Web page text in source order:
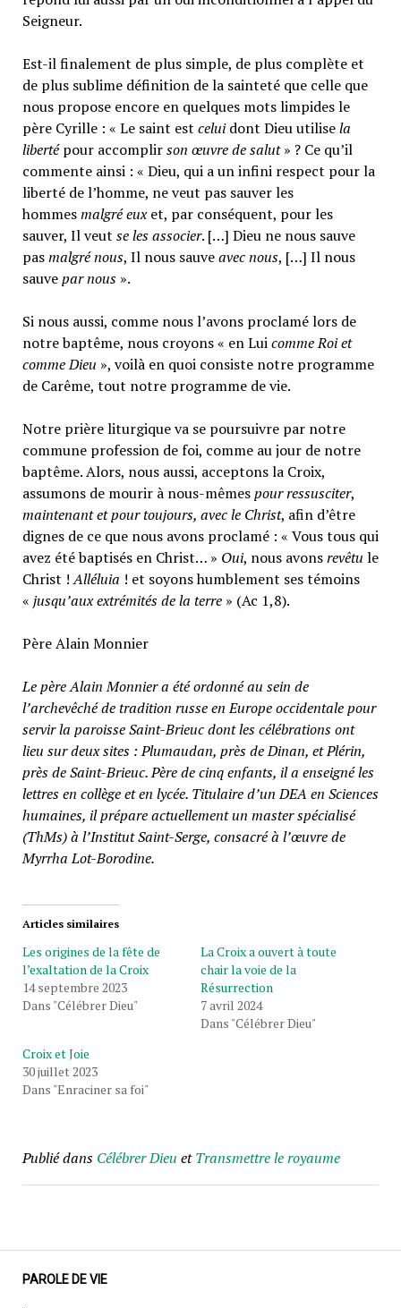
Seigneur.
Est-il finalement de plus simple, de plus complète et
de plus sublime définition de la sainteté que celle que
nous propose encore en quelques mots limpides le
père Cyrille : « Le saint est celuidont Dieu utilisela
libertépour accomplirson œuvre de salut» ? Ce qu’il
commente ainsi : « Dieu, qui a un infini respect pour la
liberté de l’homme, ne veut pas sauver les
hommesmalgré euxet, par conséquent, pour les
sauver, Il veut se les associer. […] Dieu ne nous sauve
pasmalgré nous, Il nous sauveavec nous, […] Il nous
sauvepar nous».
Si nous aussi, comme nous l’avons proclamé lors de
notre baptême, nous croyons « en Luicomme Roi et
comme Dieu », voilà en quoi consiste notre programme
de Carême, tout notre programme de vie.
Notre prière liturgique va se poursuivre par notre
commune profession de foi, comme au jour de notre
baptême. Alors, nous aussi, acceptons la Croix,
assumons de mourir à nous-mêmespour ressusciter,
maintenant et pour toujours, avec le Christ, afin d’être
dignes de ce que nous avons proclamé : « Vous tous qui
avez été baptisés en Christ… » Oui, nous avonsrevêtu le
Christ !Alléluia ! et soyons humblement ses témoins
« jusqu’aux extrémités de la terre» (Ac 1,8).
Père Alain Monnier
Le père Alain Monnier a été ordonné au sein de
l’archevêché de tradition russe en Europe occidentale pour
servir la paroisse Saint-Brieuc dont les célébrations ont
lieu sur deux sites : Plumaudan, près de Dinan, et Plérin,
près de Saint-Brieuc. Père de cinq enfants, il a enseigné les
lettres en collège et en lycée. Titulaire d’un DEA en Sciences
humaines, il prépare actuellement un master spécialisé
(ThMs) à l’Institut Saint-Serge, consacré à l’œuvre de
Myrrha Lot-Borodine.
Articles similaires
Les origines de la fête de
l’exaltation de la Croix
14 septembre 2023
Dans "Célébrer Dieu"
La Croix a ouvert à toute
chair la voie de la
Résurrection
7 avril 2024
Dans "Célébrer Dieu"
Croix et Joie
30 juillet 2023
Dans "Enraciner sa foi"
Publié dans Célébrer Dieu etTransmettre le royaume
PAROLE DE VIE